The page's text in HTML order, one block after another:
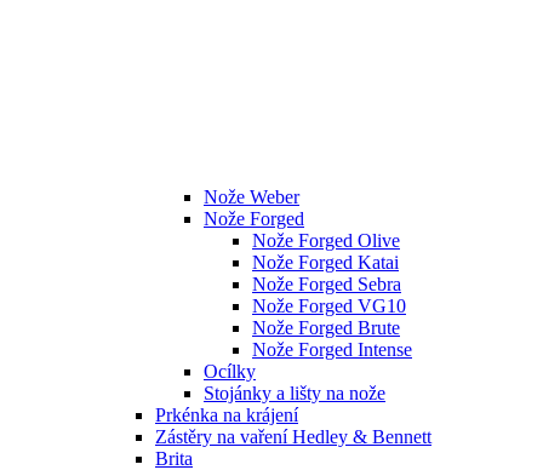
Nože Weber
Nože Forged
Nože Forged Olive
Nože Forged Katai
Nože Forged Sebra
Nože Forged VG10
Nože Forged Brute
Nože Forged Intense
Ocílky
Stojánky a lišty na nože
Prkénka na krájení
Zástěry na vaření Hedley & Bennett
Brita